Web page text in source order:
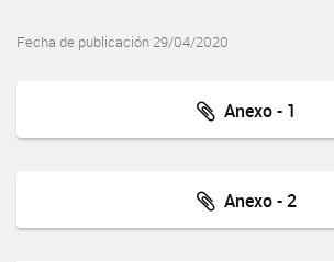
Fecha de publicación 29/04/2020
Anexo - 1
Anexo - 2